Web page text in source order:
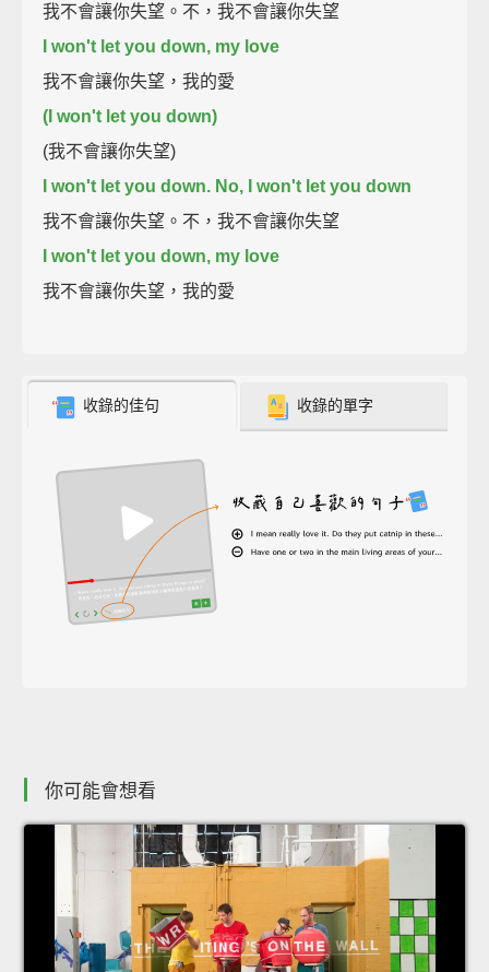
我不會讓你失望。不，我不會讓你失望
I won't let you down, my love
我不會讓你失望，我的愛
(I won't let you down)
(我不會讓你失望)
I won't let you down. No, I won't let you down
我不會讓你失望。不，我不會讓你失望
I won't let you down, my love
我不會讓你失望，我的愛
收錄的佳句 收錄的單字
你可能會想看